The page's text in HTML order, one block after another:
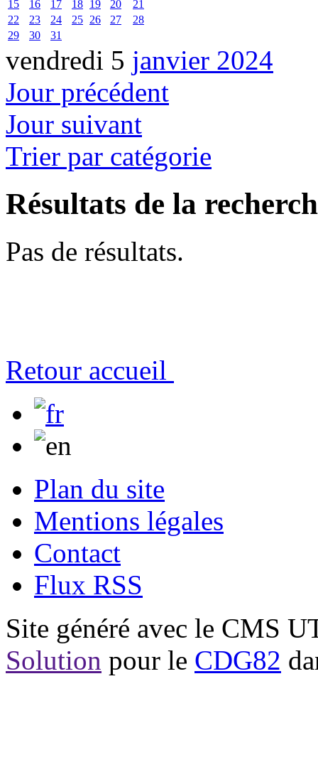
15
16 17 18 19 20
21
22
23 24 25 26 27
28
29
30 31
vendredi 5 janvier 2024
Jour précédent
Jour suivant
Trier par catégorie
Résultats de la
Pas de résultats.
Retour accueil
Plan du site
Mentions légales
Contact
Flux RSS
Site généré avec le CMS
Solution pour le CDG82